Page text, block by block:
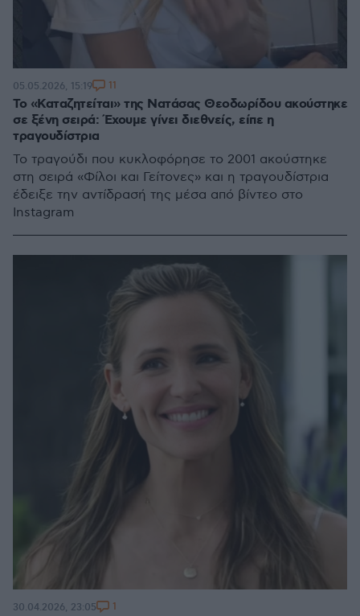
Το «Καταζητείται» της Νατάσας Θεοδωρίδου ακούστηκε
σε ξένη σειρά: Έχουμε γίνει διεθνείς, είπε η
τραγουδίστρια
Το τραγούδι που κυκλοφόρησε το 2001 ακούστηκε
στη σειρά «Φίλοι και Γείτονες» και η τραγουδίστρια
έδειξε την αντίδρασή της μέσα από βίντεο στο
Instagram
05.05.2026, 15:19 11
30.04.2026, 23:05 1